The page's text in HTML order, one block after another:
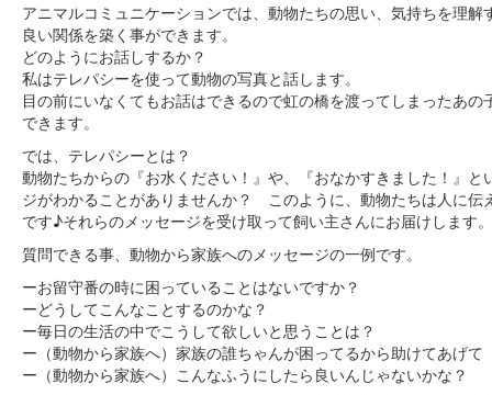
アニマルコミュニケーションでは、動物たちの思い、気持ちを理解
良い関係を築く事ができます。
どのようにお話しするか？
私はテレパシーを使って動物の写真と話します。
目の前にいなくてもお話はできるので虹の橋を渡ってしまったあの
できます。
では、テレパシーとは？
動物たちからの『お水ください！』や、『おなかすきました！』と
ジがわかることがありませんか？ このように、動物たちは人に伝
です♪それらのメッセージを受け取って飼い主さんにお届けします。
質問できる事、動物から家族へのメッセージの一例です。
ーお留守番の時に困っていることはないですか？
ーどうしてこんなことするのかな？
ー毎日の生活の中でこうして欲しいと思うことは？
ー（動物から家族へ）家族の誰ちゃんが困ってるから助けてあげて
ー（動物から家族へ）こんなふうにしたら良いんじゃないかな？